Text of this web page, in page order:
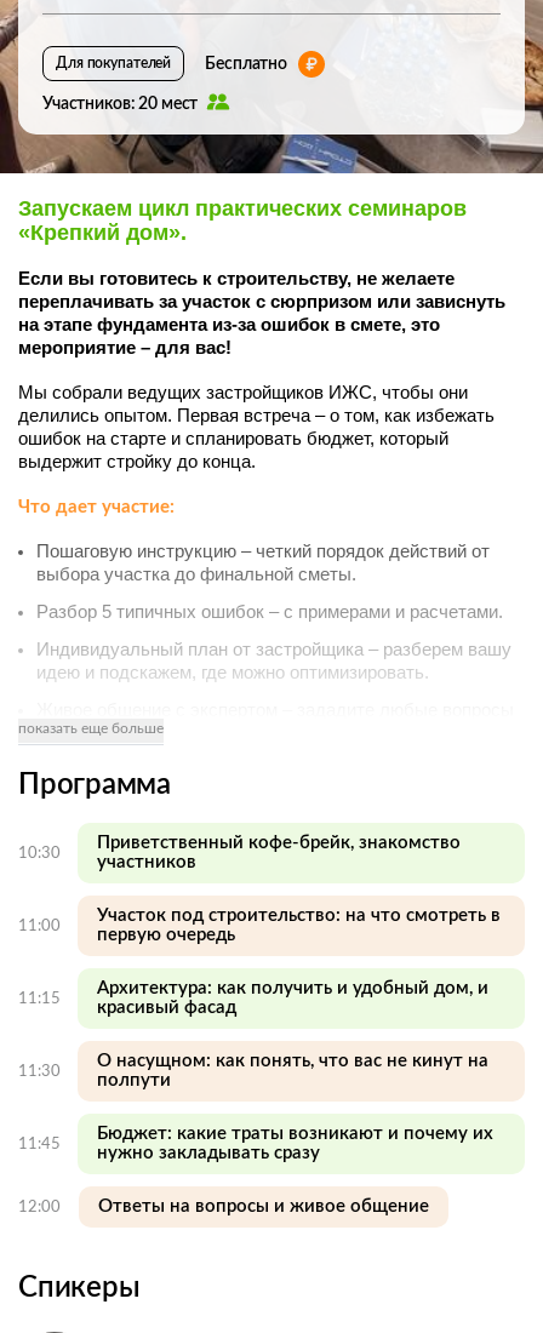
Для покупателей Бесплатно
Участников: 20 мест
Запускаем цикл практических семинаров
«Крепкий дом».
Если вы готовитесь к строительству, не желаете
переплачивать за участок с сюрпризом или зависнуть
на этапе фундамента из-за ошибок в смете, это
мероприятие – для вас!
Мы собрали ведущих застройщиков ИЖС, чтобы они
делились опытом. Первая встреча – о том, как избежать
ошибок на старте и спланировать бюджет, который
выдержит стройку до конца.
Что дает участие:
Пошаговую инструкцию – четкий порядок действий от
выбора участка до финальной сметы.
Разбор 5 типичных ошибок – с примерами и расчетами.
Индивидуальный план от застройщика – разберем вашу
идею и подскажем, где можно оптимизировать.
в неформальной обстановке за чаем и кофе.
показать еще больше
Программа
10:30
Приветственный кофе-брейк, знакомство
участников
11:00
Участок под строительство: на что смотреть в
первую очередь
11:15
Архитектура: как получить и удобный дом, и
красивый фасад
11:30
О насущном: как понять, что вас не кинут на
полпути
11:45
Бюджет: какие траты возникают и почему их
нужно закладывать сразу
12:00 Ответы на вопросы и живое общение
Спикеры